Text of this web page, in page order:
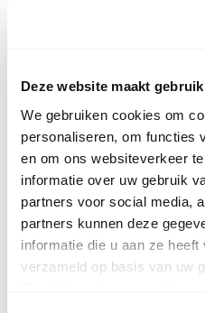
Deze website maakt
We gebruiken cookies om
personaliseren, om functies
en om ons websiteverkeer
informatie over uw gebruik
partners voor social media,
partners kunnen deze
informatie die u aan ze
verzameld op basis van uw
Samenwerking
De draaidag van de
BUAS in samenwerking
virtual production bedrijf
met Ironfilms hebben we
David”. De draaidag was